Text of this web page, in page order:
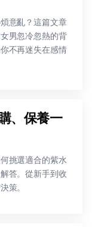
意亂？這篇文章
男忽冷忽熱的背
不再迷失在感情
、保養一
挑選適合的紫水
答。從新手到收
策。